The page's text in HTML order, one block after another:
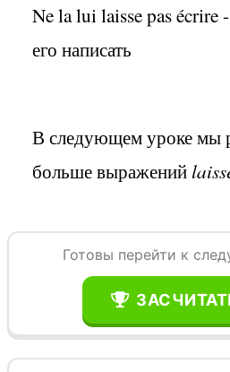
Ne la lui laisse pas écrire
его написать
В следующем уроке мы
больше выражений
Готовы перейти к